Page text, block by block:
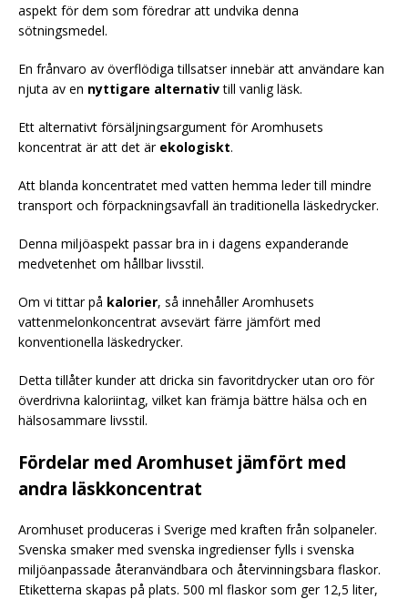
aspekt för dem som föredrar att undvika denna
sötningsmedel.
En frånvaro av överflödiga tillsatser innebär att användare kan
njuta av en nyttigare alternativtill vanlig läsk.
Ett alternativt försäljningsargument för Aromhusets
koncentrat är att det är ekologiskt.
Att blanda koncentratet med vatten hemma leder till mindre
transport och förpackningsavfall än traditionella läskedrycker.
Denna miljöaspekt passar bra in i dagens expanderande
medvetenhet om hållbar livsstil.
Om vi tittar på kalorier, så innehåller Aromhusets
vattenmelonkoncentrat avsevärt färre jämfört med
konventionella läskedrycker.
Detta tillåter kunder att dricka sin favoritdrycker utan oro för
överdrivna kaloriintag, vilket kan främja bättre hälsa och en
hälsosammare livsstil.
Fördelar med Aromhuset jämfört med
andra läskkoncentrat
Aromhuset produceras i Sverige med kraften från solpaneler.
Svenska smaker med svenska ingredienser fylls i svenska
miljöanpassade återanvändbara och återvinningsbara flaskor.
Etiketterna skapas på plats. 500 ml flaskor som ger 12,5 liter,